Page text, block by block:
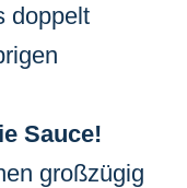
doppelt
Sauce!
großzügig